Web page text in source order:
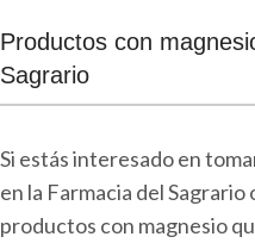
Productos con
Sagrario
Si estás interesado en
en la Farmacia del
productos con magnesio